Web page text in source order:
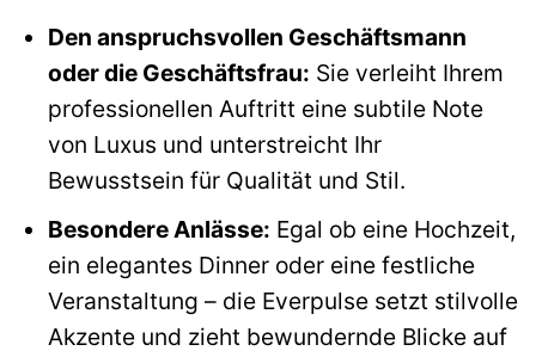
Den anspruchsvollen Geschäftsmann
oder die Geschäftsfrau: Sie verleiht Ihrem
professionellen Auftritt eine subtile Note
von Luxus und unterstreicht Ihr
Bewusstsein für Qualität und Stil.
Besondere Anlässe: Egal ob eine Hochzeit,
ein elegantes Dinner oder eine festliche
Veranstaltung – die Everpulse setzt stilvolle
Akzente und zieht bewundernde Blicke auf